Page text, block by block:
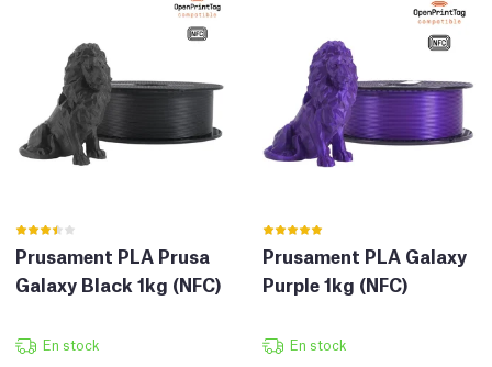
Prusament PLA Prusa
Galaxy Black 1kg (NFC)
En stock
Prusament PLA Galaxy
Purple 1kg (NFC)
En stock